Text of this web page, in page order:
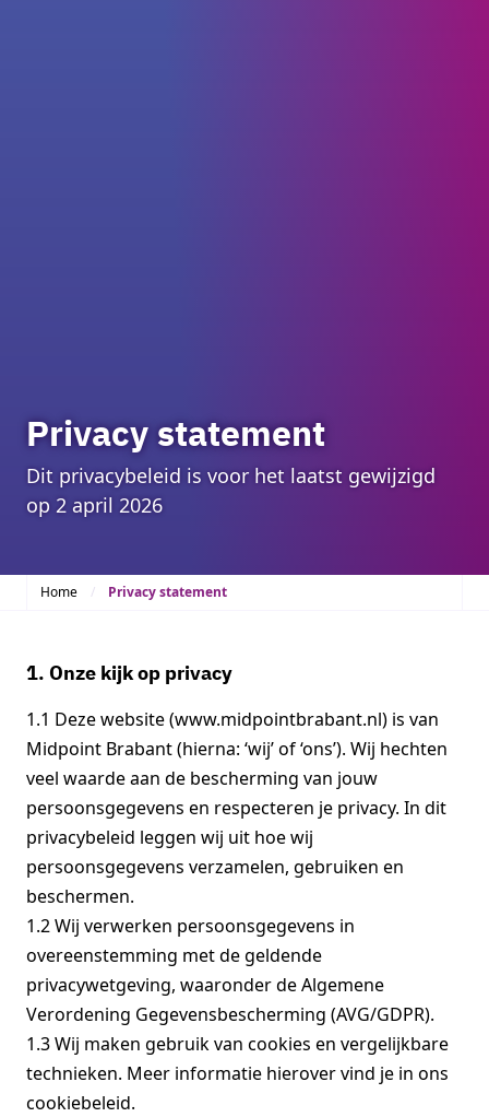
Privacy statement
Dit privacybeleid is voor het laatst gewijzigd
op 2 april 2026
Home Privacy statement
1. Onze kijk op privacy
1.1 Deze website (www.midpointbrabant.nl) is van
Midpoint Brabant (hierna: ‘wij’ of ‘ons’). Wij hechten
veel waarde aan de bescherming van jouw
persoonsgegevens en respecteren je privacy. In dit
privacybeleid leggen wij uit hoe wij
persoonsgegevens verzamelen, gebruiken en
beschermen.
1.2 Wij verwerken persoonsgegevens in
overeenstemming met de geldende
privacywetgeving, waaronder de Algemene
Verordening Gegevensbescherming (AVG/GDPR).
1.3 Wij maken gebruik van cookies en vergelijkbare
technieken. Meer informatie hierover vind je in ons
cookiebeleid.